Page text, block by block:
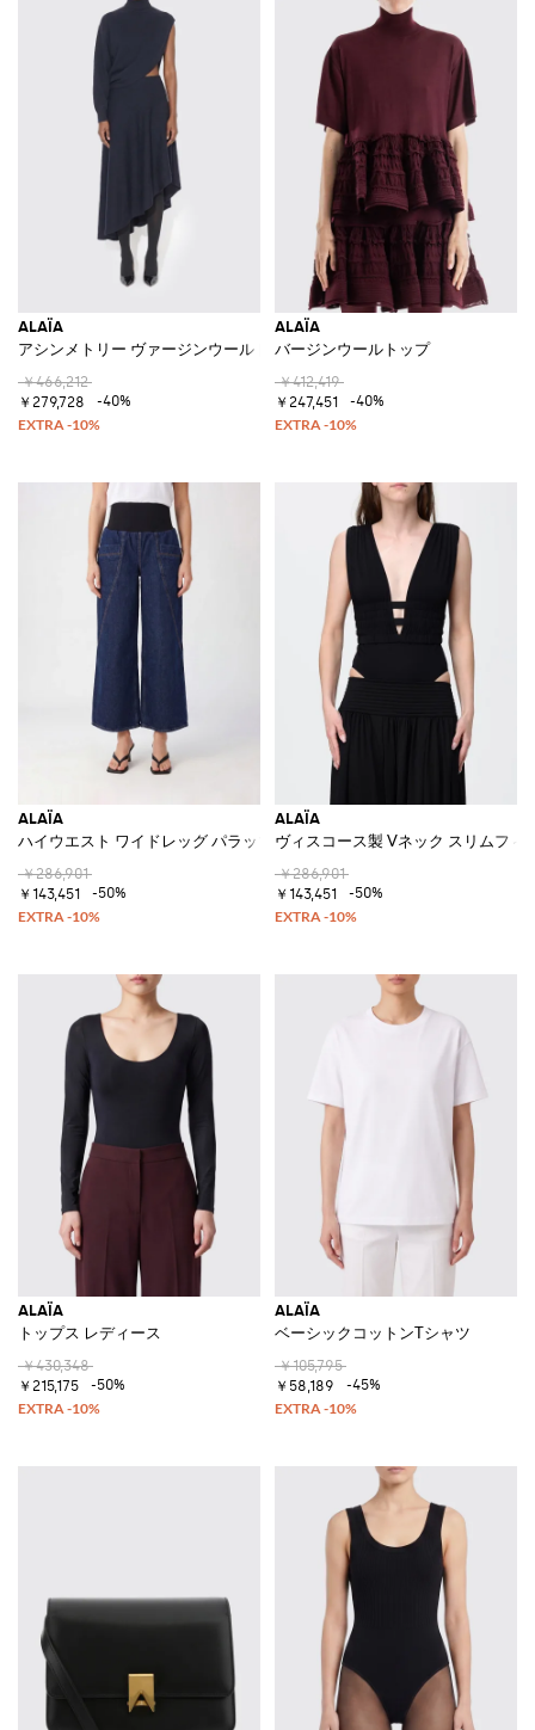
ALAÏA
アシンメトリー ヴァージンウールドレス
￥466,212
￥279,728
-40%
ALAÏA
バージンウールトップ
￥412,419
￥247,451
-40%
ALAÏA
ハイウエスト ワイドレッグ パラッツォジーンズ デニム
￥286,901
￥143,451
-50%
ALAÏA
ヴィスコース製 Vネック スリムフィ
￥286,901
￥143,451
-50%
ALAÏA
トップス レディース
￥430,348
￥215,175
-50%
ALAÏA
ベーシックコットンTシャツ
￥105,795
￥58,189
-45%